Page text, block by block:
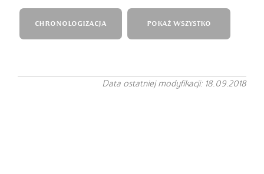
CHRONOLOGIZACJA POKAŻ WSZYSTKO
Data ostatniej modyfikacji: 18.09.2018